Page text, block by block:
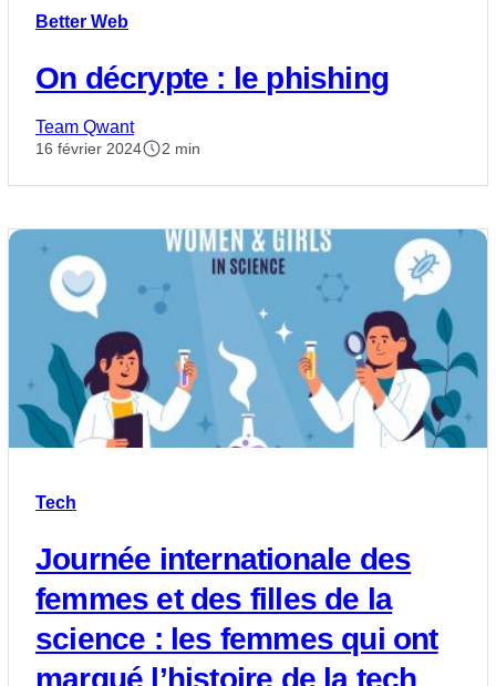
Better Web
On décrypte : le phishing
Team Qwant
16 février 2024 2 min
Tech
Journée internationale des
femmes et des filles de la
science : les femmes qui ont